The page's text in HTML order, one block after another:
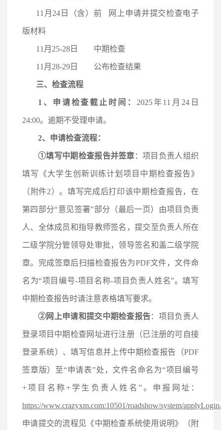
11月24日（含）前 网上申请并提交检查电子
版材料
11月25-28日 中期检查
11月28-29日 公布检查结果
三、检查流程
1、申请检查截止时间： 2025年11 月 24 日
24:00。逾期不受理申请。
2、申请检查流程：
①填写中期检查报告并签章 ：项目负责人组织
填写《大学生创新训练计划项目中期检查报告》
（附件2）。 填写完成后打印该中期检查报告，在
第四部分“意见签署”部分（最后一页）由项目负责
人、全体成员和指导教师签名，提交至负责人所在
二级学院分管领导处审批，领导签名和盖二级学院
章。完成签章后扫描检查报告为PDF文件，文件命
名为“项目编号-项目名称-项目负责人姓名”。填写
中期检查报告时请注意表格填写要求。
②网上申请和提交中期检查报告： 项目负责人
登录项目中期检查网址进行注册（已注册的可自接
登录系统）、填写信息并上传中期检查报告（PDF
签章版）至“申请表”处 ，文件名命名为“项目编号
+项目名称+学生负责人姓名”。申报网址：
https://www.crazyxm.com:10501/roadshow/system/applyLogin
申请提交的流程见《中期检查系统使用说明》（附